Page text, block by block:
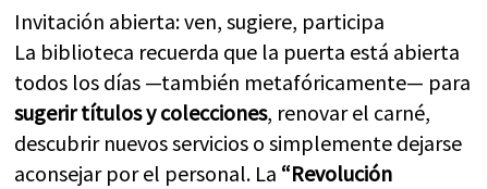
Invitación abierta: ven, sugiere, participa
La biblioteca recuerda que la puerta está abierta
todos los días —también metafóricamente— para
sugerir títulos y colecciones, renovar el carné,
descubrir nuevos servicios o simplemente dejarse
aconsejar por el personal. La “Revolución